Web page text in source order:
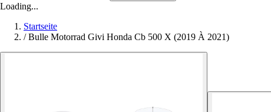
Loading...
Startseite
/ Bulle Motorrad Givi Honda Cb 500 X (2019 À 2021)